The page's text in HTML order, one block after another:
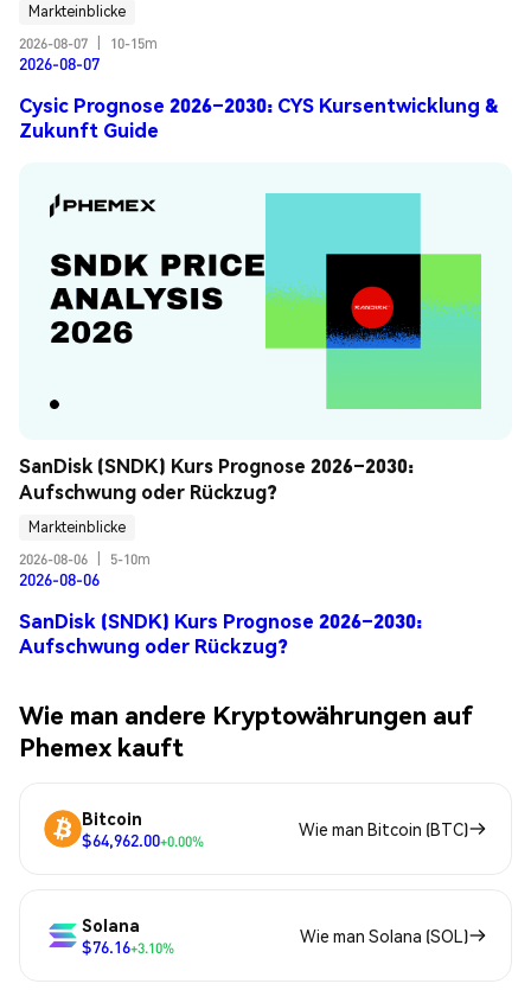
Markteinblicke
2026-08-07
10-15m
2026-08-07
Cysic Prognose 2026–2030: CYS Kursentwicklung &
Zukunft Guide
SanDisk (SNDK) Kurs Prognose 2026–2030:
Aufschwung oder Rückzug?
Markteinblicke
2026-08-06
5-10m
2026-08-06
SanDisk (SNDK) Kurs Prognose 2026–2030:
Aufschwung oder Rückzug?
Wie man andere Kryptowährungen auf
Phemex kauft
Bitcoin
$64,962.00+0.00%
Wie man Bitcoin (BTC)
Solana
$76.16+3.10%
Wie man Solana (SOL)